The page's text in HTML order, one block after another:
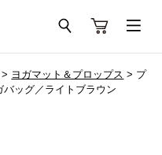
> ヨガマット＆プロップス > プ
ッグ／ライトブラウン